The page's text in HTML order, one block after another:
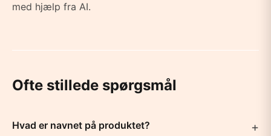
med hjælp fra AI.
Ofte stillede spørgsmål
Hvad er navnet på produktet?